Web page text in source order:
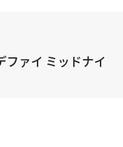
ファイ ミッドナイ